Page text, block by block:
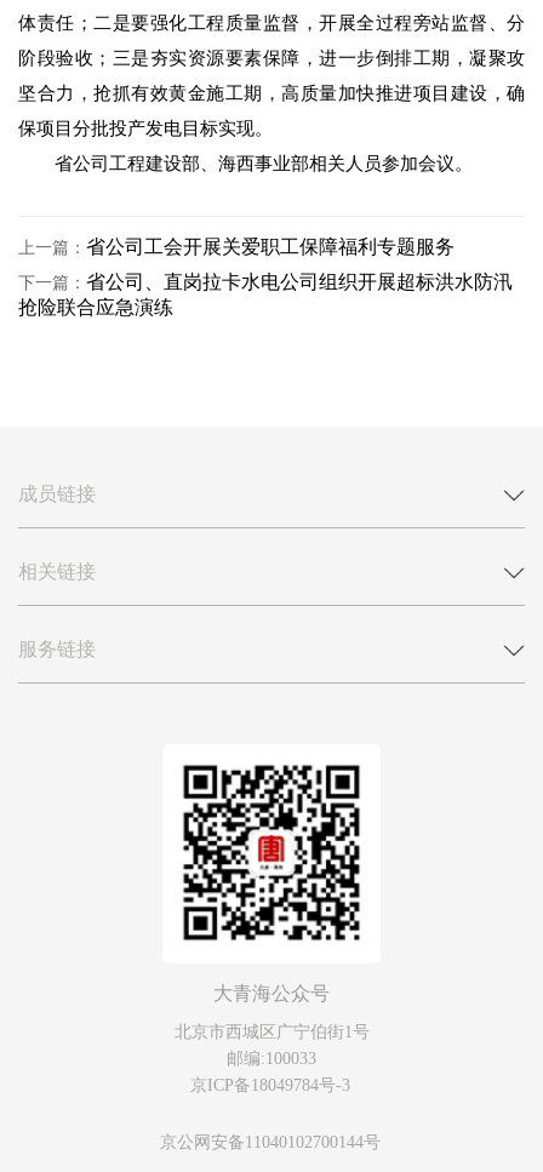
体责任；二是要强化工程质量监督，开展全过程旁站监督、分
阶段验收；三是夯实资源要素保障，进一步倒排工期，凝聚攻
坚合力，抢抓有效黄金施工期，高质量加快推进项目建设，确
保项目分批投产发电目标实现。
省公司工程建设部、海西事业部相关人员参加会议。
上一篇： 省公司工会开展关爱职工保障福利专题服务
下一篇： 省公司、直岗拉卡水电公司组织开展超标洪水防汛
抢险联合应急演练
成员链接
相关链接
服务链接
大青海公众号
北京市西城区广宁伯街1号
邮编:100033
京ICP备18049784号-3
京公网安备11040102700144号